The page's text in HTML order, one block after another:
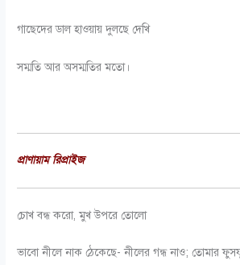
গাছেদের ডাল হাওয়ায় দুলছে দেখি
সম্মতি আর অসম্মতির মতো।
প্রাণায়াম রিপ্রাইজ
চোখ বন্ধ করো, মুখ উপরে তোলো
ভাবো নীলে নাক ঠেকেছে- নীলের গন্ধ নাও; তোমার